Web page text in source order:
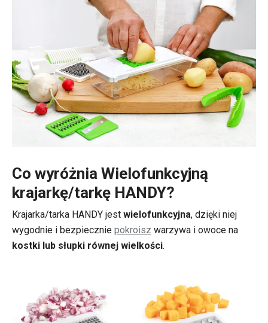
Co wyróżnia Wielofunkcyjną
krajarkę/tarkę HANDY?
Krajarka/tarka HANDY jest wielofunkcyjna, dzięki niej
wygodnie i bezpiecznie pokroisz warzywa i owoce na
kostki lub słupki równej wielkości.